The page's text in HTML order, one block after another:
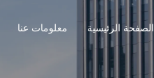
الصفحة الرئيسية معلومات عنا